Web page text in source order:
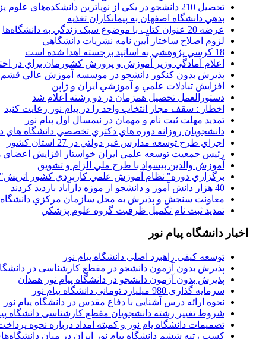
تحصيل 210 دانشجو در يکي از نوپاترين دانشکده‌هاي علوم پزشکي کشور
بدهي دانشگاه اصفهان به پيمانکاران تغذيه
عرضه 20 عنوان کتاب با موضوع سبک زندگي به دانشگاه‌ها
لزوم اصلاح ساختار آيين نامه نشريات دانشگاهي
18 کرسي پژوهشي به اساتيد برجسته اهدا شده است
اعلام آمادگي وزير آموزش و پرورش کشورمان براي در
پذيرش بدون کنکور دانشجو در موسسه آموزش عالي قشم
افزايش تبادلات علمي و آموزشي ايران و ژاپن
دستورالعمل تحصیل همزمان در دو رشته اعلام شد
اخطار : سقف مجاز انتخاب واحد را در پیام نور رعایت کنید
تمدید مهلت ثبت نام و مهمان در نیمسال اول پیام نور
دانشجويان روزانه دوره هاي دكتري تخصصي دانشگاه هاي
اجراي طرح توسعه مدارس غير دولتي در 27 استان کشور
رئيس جمعيت توسعه علمي ايران خواستار افزايش اعضاي
آموزش والدين بيسواد با طرح ملي الزام و تشويق
برگزاري دوره" نظام آموزش علمي كاربردي كشور
40 هزار دانش آموز و دانشجو از موزه دارآباد بازديد کردند
معاونت سنجش و پذيرش به محل سازمان مرکزي دانشگاه
تمديد ثبت نام تکميل ظرفيت گروه علوم پزشکي
اخبار دانشگاه پیام نور
توسعه کیفی راهبرد اصلی دانشگاه پیام نور
پذیرش بدون آزمون دانشجو در مقطع کارشناسی در
پذیرش بدون آزمون دانشجو در دانشگاه پیام نور همدان
سرمایه گذاری 980 میلیارد تومانی دانشگاه پیام نور
نحوه ارائه درس آشنایی با دفاع مقدس در دانشگاه پیام نور
شروط تغییر رشته دانشجویان مقطع کارشناسی دانشگاه
تصمیمات دانشگاه یام نور و کمیته امداد درباره نحوه
کسب رتبه ششم دانشگاه پیام نور ایران در میان